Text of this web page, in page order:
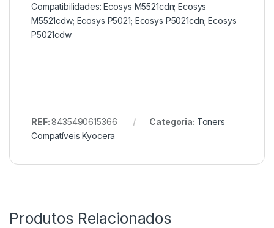
Compatibilidades: Ecosys M5521cdn; Ecosys
M5521cdw; Ecosys P5021; Ecosys P5021cdn; Ecosys
P5021cdw
REF:8435490615366 Categoria: Toners
Compatíveis Kyocera
Produtos Relacionados